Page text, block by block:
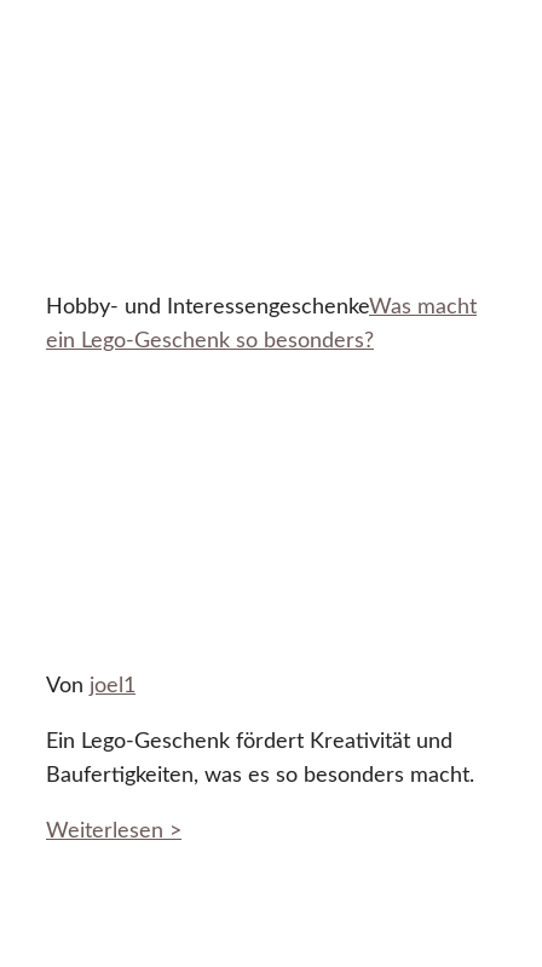
Hobby- und InteressengeschenkeWas macht
ein Lego-Geschenk so besonders?
Von joel1
Ein Lego-Geschenk fördert Kreativität und
Baufertigkeiten, was es so besonders macht.
Weiterlesen >